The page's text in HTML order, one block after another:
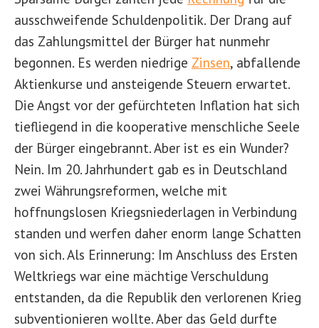
ausschweifende Schuldenpolitik. Der Drang auf
das Zahlungsmittel der Bürger hat nunmehr
begonnen. Es werden niedrige Zinsen, abfallende
Aktienkurse und ansteigende Steuern erwartet.
Die Angst vor der gefürchteten Inflation hat sich
tiefliegend in die kooperative menschliche Seele
der Bürger eingebrannt. Aber ist es ein Wunder?
Nein. Im 20. Jahrhundert gab es in Deutschland
zwei Währungsreformen, welche mit
hoffnungslosen Kriegsniederlagen in Verbindung
standen und werfen daher enorm lange Schatten
von sich. Als Erinnerung: Im Anschluss des Ersten
Weltkriegs war eine mächtige Verschuldung
entstanden, da die Republik den verlorenen Krieg
subventionieren wollte. Aber das Geld durfte